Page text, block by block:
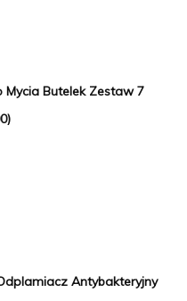
Butelek Zestaw 7
Antybakteryjny